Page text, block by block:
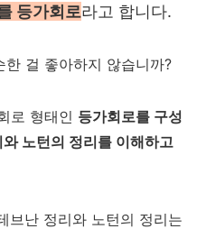
등가회로라고 합니다.
걸 좋아하지 않습니까?
로 형태인 등가회로를 구성
노턴의 정리를 이해하고
브난 정리와 노턴의 정리는